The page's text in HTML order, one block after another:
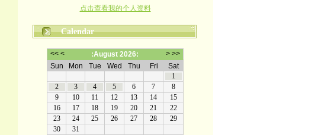
点击查看我的个人资料
Calendar